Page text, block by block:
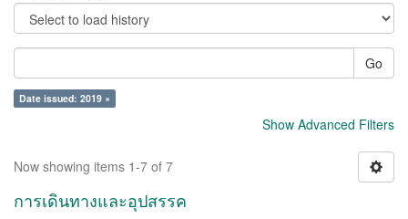
Go
Date issued: 2019 ×
Show Advanced Filters
Now showing items 1-7 of 7
การเดินทางและอุปสรรค